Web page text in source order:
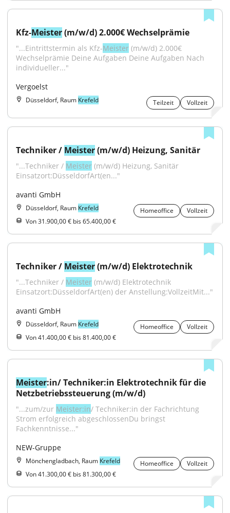
Kfz-Meister (m/w/d) 2.000€ Wechselprämie
"...Eintrittstermin als Kfz-Meister (m/w/d) 2.000€
Wechselprämie Deine Aufgaben Deine Aufgaben Nach
individueller..."
Vergoelst
Düsseldorf, Raum Krefeld Teilzeit Vollzeit
Techniker / Meister (m/w/d) Heizung, Sanitär
"...Techniker / Meister (m/w/d) Heizung, Sanitär
Einsatzort:DüsseldorfArt(en..."
avanti GmbH
Düsseldorf, Raum Krefeld Homeoffice
Vollzeit
Von 31.900,00 € bis 65.400,00 €
Techniker / Meister (m/w/d) Elektrotechnik
"...Techniker / Meister (m/w/d) Elektrotechnik
Einsatzort:DüsseldorfArt(en) der Anstellung:VollzeitMit..."
avanti GmbH
Düsseldorf, Raum Krefeld Homeoffice
Vollzeit
Von 41.400,00 € bis 81.400,00 €
Meister:in/ Techniker:in Elektrotechnik für die
Netzbetriebssteuerung (m/w/d)
"...zum/zur Meister:in/ Techniker:in der Fachrichtung
Strom erfolgreich abgeschlossenDu bringst
Fachkenntnisse..."
NEW-Gruppe
Mönchengladbach, Raum Krefeld Homeoffice
Vollzeit
Von 41.300,00 € bis 81.300,00 €